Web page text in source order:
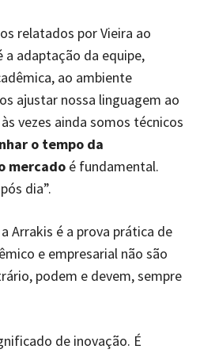
relatados por Vieira ao
adaptação da equipe,
ao ambiente
ajustar nossa linguagem ao
vezes ainda somos técnicos
o tempo da
mercado é fundamental.
dia”.
Arrakis é a prova prática de
e empresarial não são
podem e devem, sempre
de inovação. É